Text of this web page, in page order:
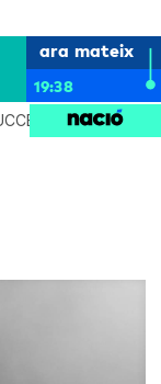
ara mateix
19:38